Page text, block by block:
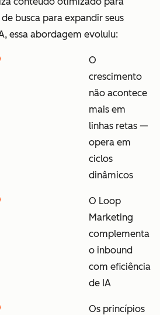
busca para expandir seus
essa abordagem evoluiu:
O
crescimento
não acontece
mais em
linhas retas —
opera em
ciclos
dinâmicos
O Loop
Marketing
complementa
o inbound
com eficiência
de IA
Os princípios